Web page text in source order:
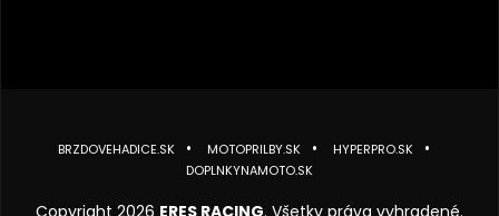
BRZDOVEHADICE.SK MOTOPRILBY.SK
HYPERPRO.SK
DOPLNKYNAMOTO.SK
Copyright 2026 ERES RACING. Všetky práva vyhradené.